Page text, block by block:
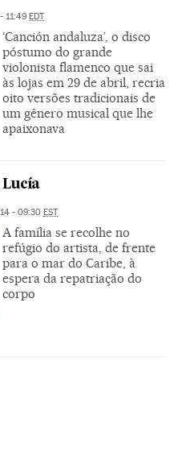
11:49 EDT
‘Canción andaluza’, o disco
póstumo do grande
violonista flamenco que sai
às lojas em 29 de abril, recria
oito versões tradicionais de
um gênero musical que lhe
apaixonava
Lucía
- 09:30 EST
A família se recolhe no
refúgio do artista, de frente
para o mar do Caribe, à
espera da repatriação do
corpo